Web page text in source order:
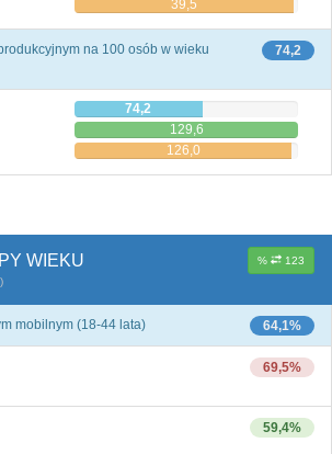
39,5
74,2
na 100 osób w wieku
74,2
129,6
126,0
% 123
WIEKU
64,1%
mobilnym (18-44 lata)
69,5%
59,4%